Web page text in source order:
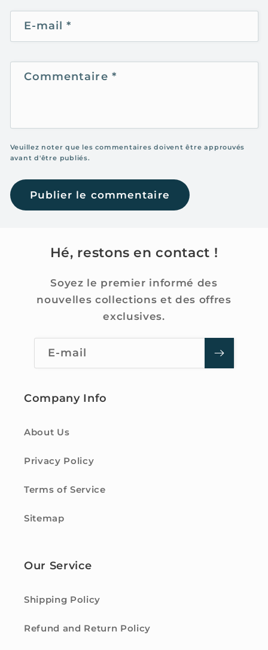
E-mail*
Commentaire *
Veuillez noter que les commentaires doivent être approuvés
avant d'être publiés.
Hé, restons en contact !
Soyez le premier informé des
nouvelles collections et des offres
exclusives.
E-mail
Company Info
About Us
Privacy Policy
Terms of Service
Sitemap
Our Service
Shipping Policy
Refund and Return Policy